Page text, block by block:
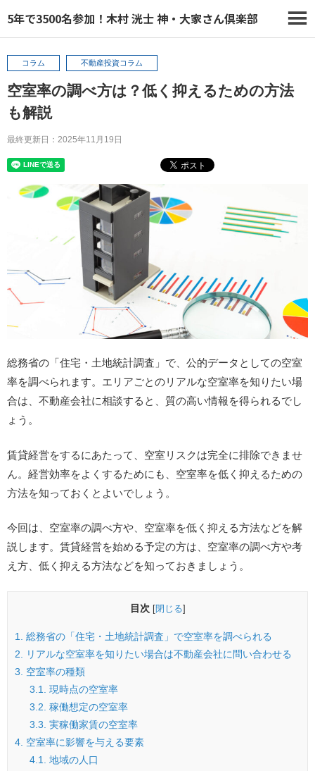
5年で3500名参加！木村 洸士 神・大家さん倶楽部
コラム 不動産投資コラム
空室率の調べ方は？低く抑えるための方法
も解説
最終更新日：2025年11月19日
総務省の「住宅・土地統計調査」で、公的データとしての空室
率を調べられます。エリアごとのリアルな空室率を知りたい場
合は、不動産会社に相談すると、質の高い情報を得られるでし
ょう。
賃貸経営をするにあたって、空室リスクは完全に排除できませ
ん。経営効率をよくするためにも、空室率を低く抑えるための
方法を知っておくとよいでしょう。
今回は、空室率の調べ方や、空室率を低く抑える方法などを解
説します。賃貸経営を始める予定の方は、空室率の調べ方や考
え方、低く抑える方法などを知っておきましょう。
目次 [閉じる]
1.
総務省の「住宅・土地統計調査」で空室率を調べられる
2.
リアルな空室率を知りたい場合は不動産会社に問い合わせる
3.
空室率の種類
3.1.
現時点の空室率
3.2. 稼働想定の空室率
3.3. 実稼働家賃の空室率
4. 空室率に影響を与える要素
4.1.
地域の人口